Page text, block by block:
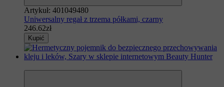
Artykuł: 401049480
Uniwersalny regał z trzema półkami, czarny
246.62zł
Kupić